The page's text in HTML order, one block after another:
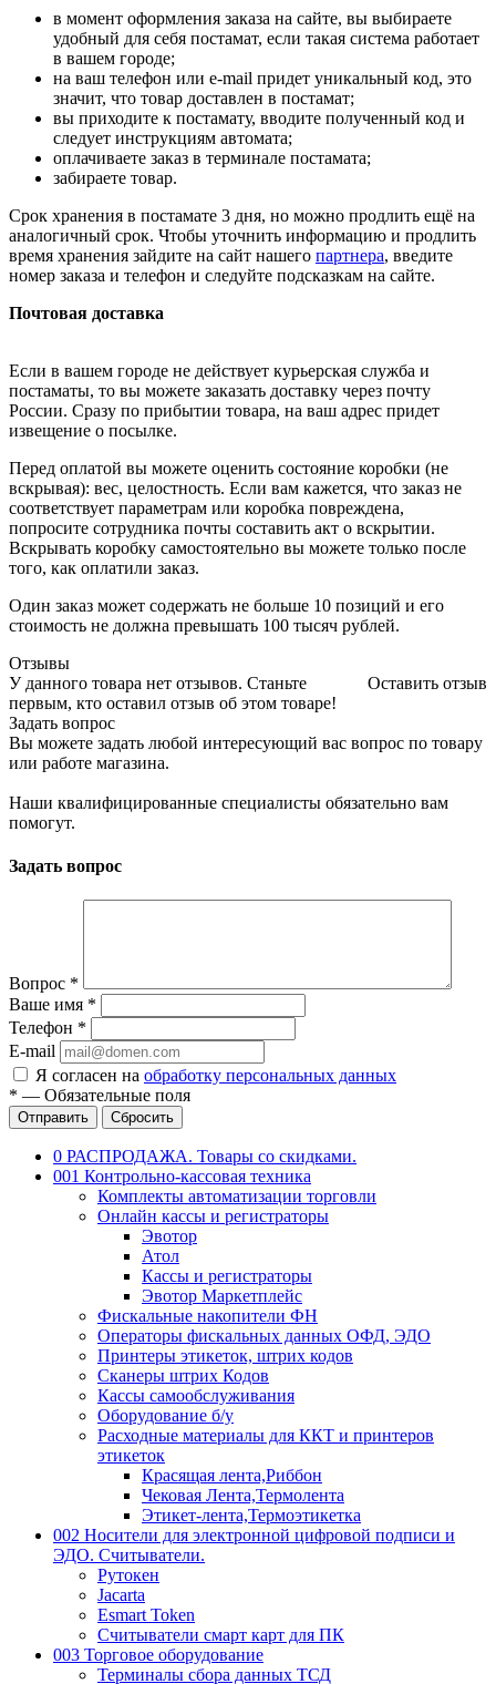
в момент оформления заказа на сайте, вы выбираете
удобный для себя постамат, если такая система работает
в вашем городе;
на ваш телефон или e-mail придет уникальный код, это
значит, что товар доставлен в постамат;
вы приходите к постамату, вводите полученный код и
следует инструкциям автомата;
оплачиваете заказ в терминале постамата;
забираете товар.
Срок хранения в постамате 3 дня, но можно продлить ещё на
аналогичный срок. Чтобы уточнить информацию и продлить
время хранения зайдите на сайт нашего партнера, введите
номер заказа и телефон и следуйте подсказкам на сайте.
Почтовая доставка
Если в вашем городе не действует курьерская служба и
постаматы, то вы можете заказать доставку через почту
России. Сразу по прибытии товара, на ваш адрес придет
извещение о посылке.
Перед оплатой вы можете оценить состояние коробки (не
вскрывая): вес, целостность. Если вам кажется, что заказ не
соответствует параметрам или коробка повреждена,
попросите сотрудника почты составить акт о вскрытии.
Вскрывать коробку самостоятельно вы можете только после
того, как оплатили заказ.
Один заказ может содержать не больше 10 позиций и его
стоимость не должна превышать 100 тысяч рублей.
Отзывы
Оставить отзыв
У данного товара нет отзывов. Станьте
первым, кто оставил отзыв об этом товаре!
Задать вопрос
Вы можете задать любой интересующий вас вопрос по товару
или работе магазина.
Наши квалифицированные специалисты обязательно вам
помогут.
Задать вопрос
Вопрос *
Ваше имя *
Телефон *
E-mail
Я согласен на обработку персональных данных
* — Обязательные поля
Отправить Сбросить
0 РАСПРОДАЖА. Товары со скидками.
001 Контрольно-кассовая техника
Комплекты автоматизации торговли
Онлайн кассы и регистраторы
Эвотор
Атол
Кассы и регистраторы
Эвотор Маркетплейс
Фискальные накопители ФН
Операторы фискальных данных ОФД, ЭДО
Принтеры этикеток, штрих кодов
Сканеры штрих Кодов
Кассы самообслуживания
Оборудование б/у
Расходные материалы для ККТ и принтеров
этикеток
Красящая лента,Риббон
Чековая Лента,Термолента
Этикет-лента,Термоэтикетка
002 Носители для электронной цифровой подписи и
ЭДО. Считыватели.
Рутокен
Jacarta
Esmart Token
Считыватели смарт карт для ПК
003 Торговое оборудование
Терминалы сбора данных ТСД